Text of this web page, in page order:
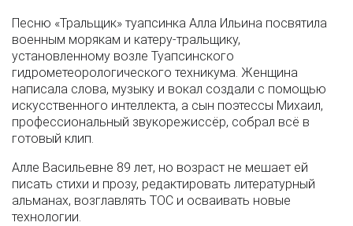
Песню «Тральщик» туапсинка Алла Ильина посвятила
военным морякам и катеру-тральщику,
установленному возле Туапсинского
гидрометеорологического техникума. Женщина
написала слова, музыку и вокал создали с помощью
искусственного интеллекта, а сын поэтессы Михаил,
профессиональный звукорежиссёр, собрал всё в
готовый клип.
Алле Васильевне 89 лет, но возраст не мешает ей
писать стихи и прозу, редактировать литературный
альманах, возглавлять ТОС и осваивать новые
технологии.